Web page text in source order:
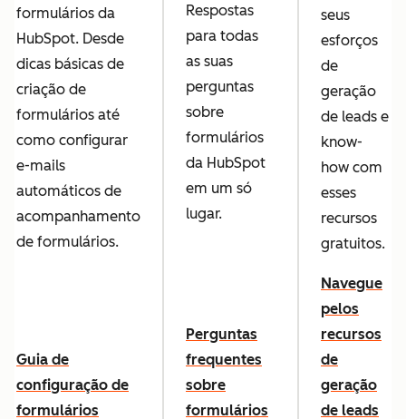
formulários da
HubSpot. Desde
dicas básicas de
criação de
formulários até
como configurar
e-mails
automáticos de
acompanhamento
de formulários.
Guia de
configuração de
formulários
Respostas
para todas
as suas
perguntas
sobre
formulários
da HubSpot
em um só
lugar.
Perguntas
frequentes
sobre
formulários
seus
esforços
de
geração
de leads e
know-
how com
esses
recursos
gratuitos.
Navegue
pelos
recursos
de
geração
de leads